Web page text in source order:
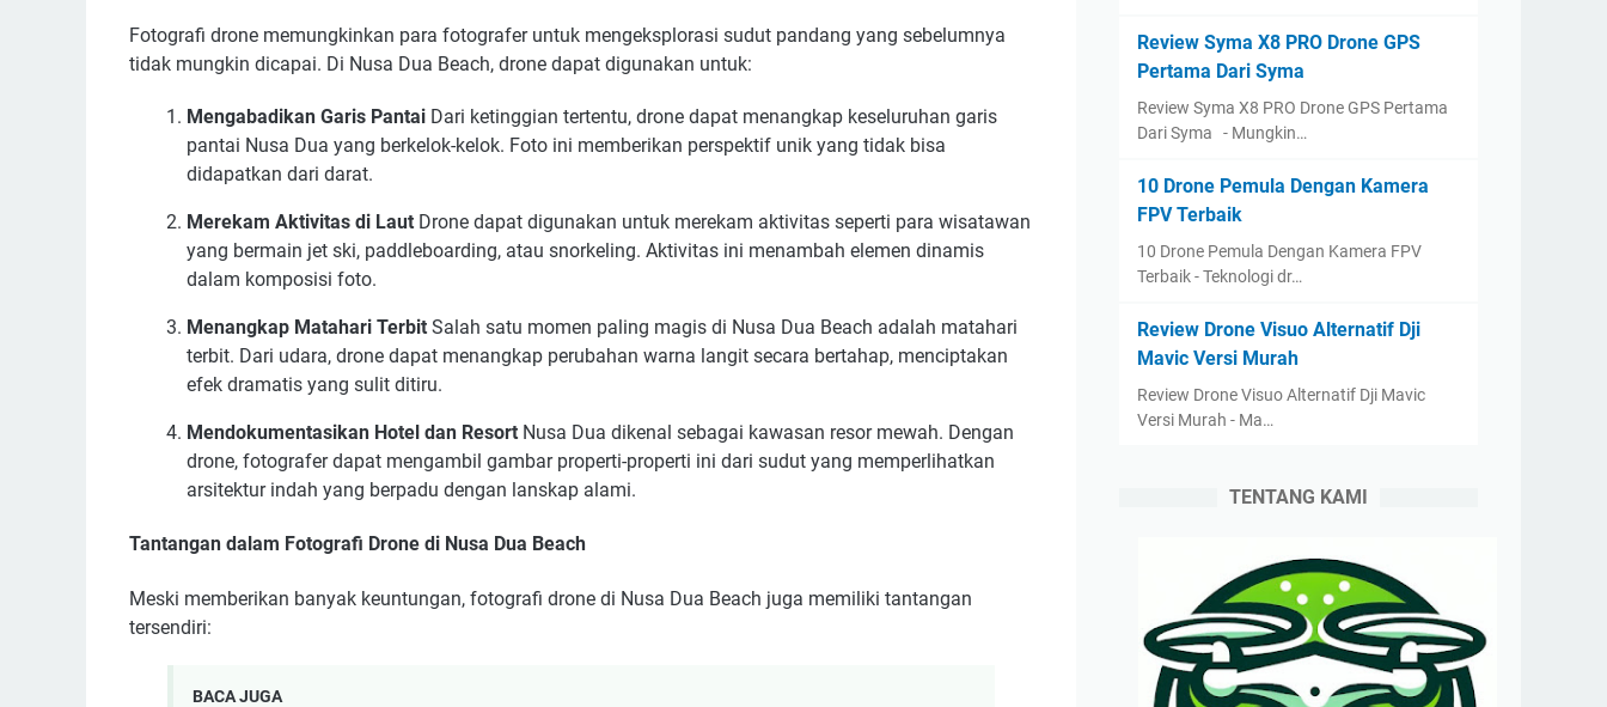
Fotografi drone memungkinkan para fotografer untuk mengeksplorasi sudut pandang yang sebelumnya
tidak mungkin dicapai. Di Nusa Dua Beach, drone dapat digunakan untuk:
Mengabadikan Garis Pantai Dari ketinggian tertentu, drone dapat menangkap keseluruhan garis
pantai Nusa Dua yang berkelok-kelok. Foto ini memberikan perspektif unik yang tidak bisa
didapatkan dari darat.
Merekam Aktivitas di Laut Drone dapat digunakan untuk merekam aktivitas seperti para wisatawan
yang bermain jet ski, paddleboarding, atau snorkeling. Aktivitas ini menambah elemen dinamis
dalam komposisi foto.
Menangkap Matahari Terbit Salah satu momen paling magis di Nusa Dua Beach adalah matahari
terbit. Dari udara, drone dapat menangkap perubahan warna langit secara bertahap, menciptakan
efek dramatis yang sulit ditiru.
Mendokumentasikan Hotel dan Resort Nusa Dua dikenal sebagai kawasan resor mewah. Dengan
drone, fotografer dapat mengambil gambar properti-properti ini dari sudut yang memperlihatkan
arsitektur indah yang berpadu dengan lanskap alami.
Tantangan dalam Fotografi Drone di Nusa Dua Beach
Meski memberikan banyak keuntungan, fotografi drone di Nusa Dua Beach juga memiliki tantangan
tersendiri:
BACA JUGA
Review Syma X8 PRO Drone GPS
Pertama Dari Syma
Review Syma X8 PRO Drone GPS Pertama
Dari Syma - Mungkin…
10 Drone Pemula Dengan Kamera
FPV Terbaik
10 Drone Pemula Dengan Kamera FPV
Terbaik - Teknologi dr…
Review Drone Visuo Alternatif Dji
Mavic Versi Murah
Review Drone Visuo Alternatif Dji Mavic
Versi Murah - Ma…
TENTANG KAMI